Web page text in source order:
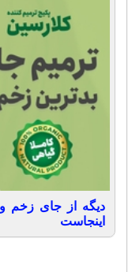
دیگه از جای زخم
اینجاست